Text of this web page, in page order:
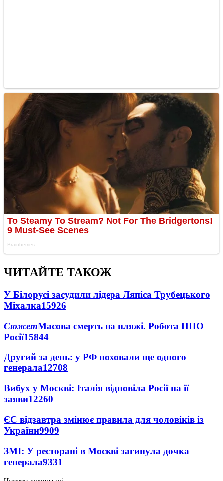
ЧИТАЙТЕ ТАКОЖ
У Білорусі засудили лідера Ляпіса Трубецького
Міхалка15926
СюжетМасова смерть на пляжі. Робота ППО
Росії15844
Другий за день: у РФ поховали ще одного
генерала12708
Вибух у Москві: Італія відповіла Росії на її
заяви12260
ЄС відзавтра змінює правила для чоловіків із
України9909
ЗМІ: У ресторані в Москві загинула дочка
генерала9331